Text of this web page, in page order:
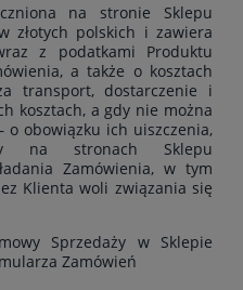
na stronie Sklepu
złotych polskich i zawiera
z podatkami Produktu
a także o kosztach
transport, dostarczenie i
kosztach, a gdy nie można
o obowiązku ich uiszczenia,
na stronach Sklepu
Zamówienia, w tym
Klienta woli związania się
Sprzedaży w Sklepie
Zamówień